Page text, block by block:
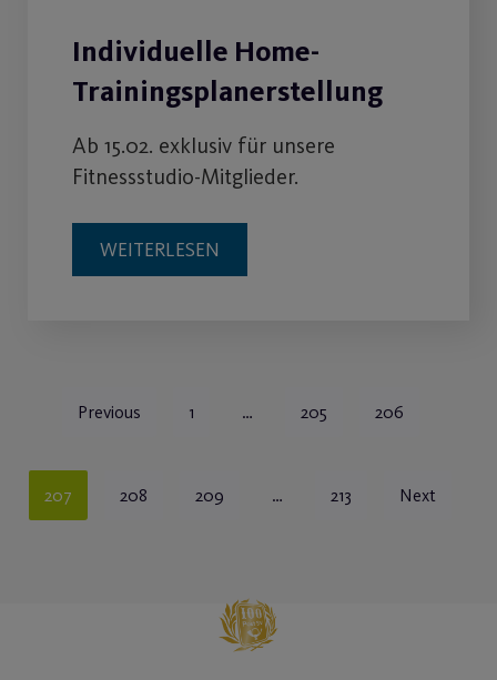
Individuelle Home-
Trainingsplanerstellung
Ab 15.02. exklusiv für unsere
Fitnessstudio-Mitglieder.
WEITERLESEN
Previous 1 … 205 206
207 208 209 … 213 Next